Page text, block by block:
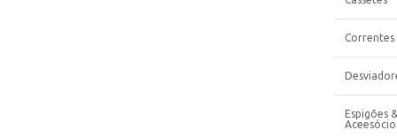
Correntes
Espigões &